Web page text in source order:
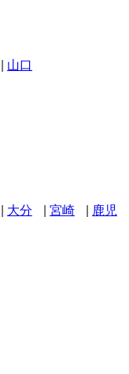
山口
大分 宮崎 鹿児